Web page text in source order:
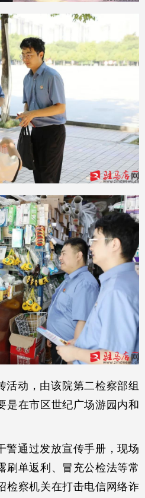
活动，由该院第二检察部组
是在市区世纪广场游园内和
警通过发放宣传手册，现场
刷单返利、冒充公检法等常
检察机关在打击电信网络诈